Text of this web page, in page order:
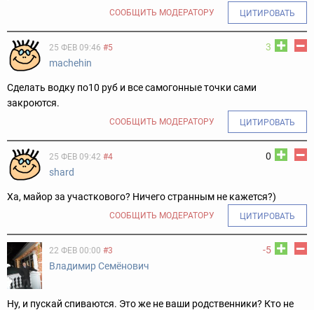
СООБЩИТЬ МОДЕРАТОРУ ЦИТИРОВАТЬ
3
25 ФЕВ 09:46 #5
machehin
Сделать водку по10 руб и все самогонные точки сами
закроются.
СООБЩИТЬ МОДЕРАТОРУ ЦИТИРОВАТЬ
0
25 ФЕВ 09:42 #4
shard
Ха, майор за участкового? Ничего странным не кажется?)
СООБЩИТЬ МОДЕРАТОРУ ЦИТИРОВАТЬ
-5
22 ФЕВ 00:00 #3
Владимир Семёнович
Ну, и пускай спиваются. Это же не ваши родственники? Кто не